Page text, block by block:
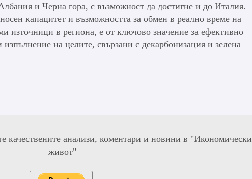
и Черна гора, с възможност да достигне и до Италия.
капацитет и възможността за обмен в реално време на
източници в региона, е от ключово значение за ефективно
изпълнение на целите, свързани с декарбонизация и зелена
качествените анализи, коментари и новини в "Икономически
живот"